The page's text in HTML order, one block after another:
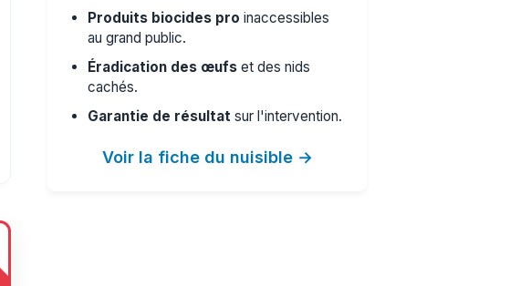
Produits biocides pro inaccessibles
au grand public.
Éradication des œufs et des nids
cachés.
Garantie de résultat sur l'intervention.
Voir la fiche du nuisible →